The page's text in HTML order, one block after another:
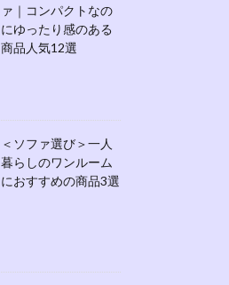
ァ｜コンパクトなの
にゆったり感のある
商品人気12選
＜ソファ選び＞一人
暮らしのワンルーム
におすすめの商品3選